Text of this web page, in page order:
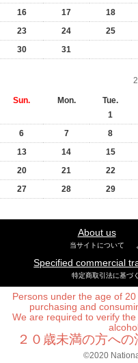
16
17 18
23
24 25
30
31
Sun. Mon. Tue.
1
6
7 8
13
14 15
20
21 22
27
28 29
About us
当サイトについて
Specified commercial
特定商取引法に基づ
Persons under the age of
purchasing and
We are required to verify
２０歳未満の方への
©2020